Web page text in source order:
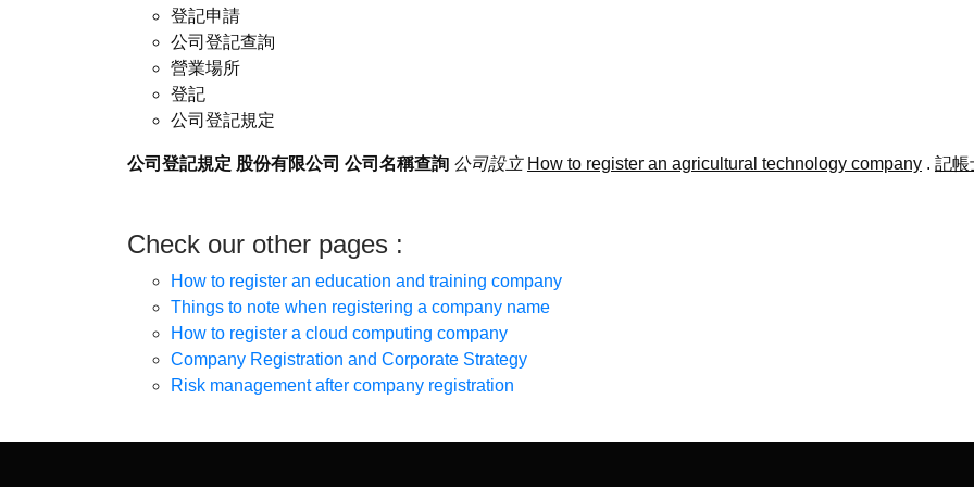
登記申請
公司登記查詢
營業場所
登記
公司登記規定
公司登記規定 股份有限公司 公司名稱查詢 公司設立 How to register an agricultural technology company . 記帳
Check our other pages :
How to register an education and training company
Things to note when registering a company name
How to register a cloud computing company
Company Registration and Corporate Strategy
Risk management after company registration